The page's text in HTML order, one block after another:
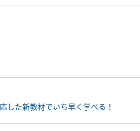
した新教材でいち早く学べる！